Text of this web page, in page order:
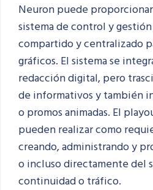
Neuron puede
sistema de control y gestión
compartido y centralizado
gráficos. El sistemase
redacción digital, pero
de informativos y también
opromos animadas. El
pueden realizar como
creando,administrando y
oincluso directamente del
continuidad o tráfico.